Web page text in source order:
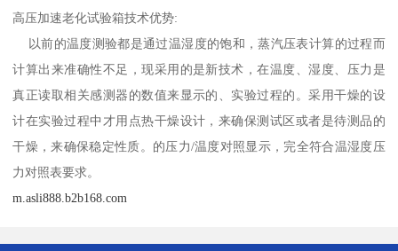
高压加速老化试验箱技术优势:
以前的温度测验都是通过温湿度的饱和，蒸汽压表计算的过程而
计算出来准确性不足，现采用的是新技术，在温度、湿度、压力是
真正读取相关感测器的数值来显示的、实验过程的。采用干燥的设
计在实验过程中才用点热干燥设计，来确保测试区或者是待测品的
干燥，来确保稳定性质。的压力/温度对照显示，完全符合温湿度压
力对照表要求。
m.asli888.b2b168.com